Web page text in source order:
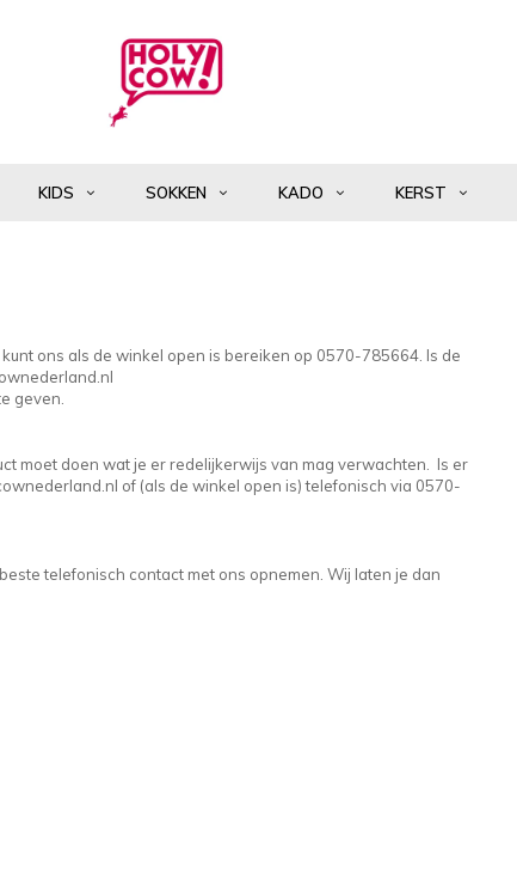
KIDS SOKKEN KADO KERST
ons als de winkel open is bereiken op 0570-785664. Is de
geven.
moet doen wat je er redelijkerwijs van mag verwachten. Is er
of (als de winkel open is) telefonisch via 0570-
telefonisch contact met ons opnemen. Wij laten je dan